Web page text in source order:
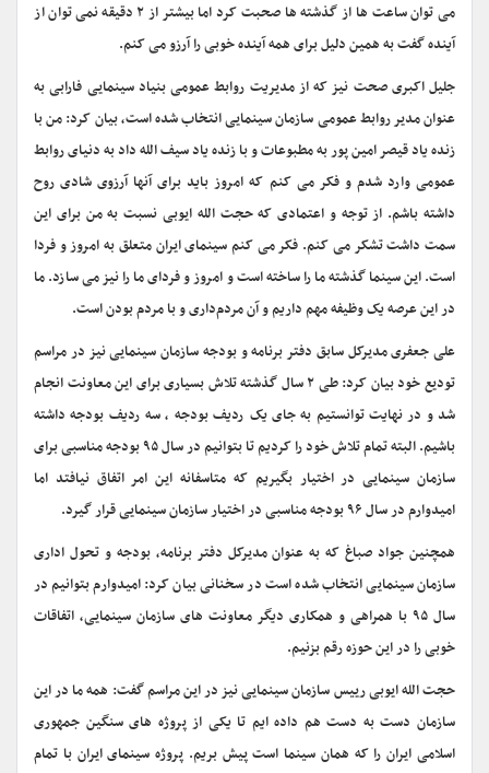
می توان ساعت ها از گذشته ها صحبت کرد اما بیشتر از ۲ دقیقه نمی توان از
آینده گفت به همین دلیل برای همه آینده خوبی را آرزو می کنم.
جلیل اکبری صحت نیز که از مدیریت روابط عمومی بنیاد سینمایی فارابی به
عنوان مدیر روابط عمومی سازمان سینمایی انتخاب شده است، بیان کرد: من با
زنده یاد قیصر امین پور به مطبوعات و با زنده یاد سیف الله داد به دنیای روابط
عمومی وارد شدم و فکر می کنم که امروز باید برای آنها آرزوی شادی روح
داشته باشم. از توجه و اعتمادی که حجت الله ایوبی نسبت به من برای این
سمت داشت تشکر می کنم. فکر می کنم سینمای ایران متعلق به امروز و فردا
است. این سینما گذشته ما را ساخته است و امروز و فردای ما را نیز می سازد. ما
در این عرصه یک وظیفه مهم داریم و آن مردم‌داری و با مردم بودن است.
علی جعفری مدیرکل سابق دفتر برنامه و بودجه سازمان سینمایی نیز در مراسم
تودیع خود بیان کرد: طی ۲ سال گذشته تلاش بسیاری برای این معاونت انجام
شد و در نهایت توانستیم به جای یک ردیف بودجه ، سه ردیف بودجه داشته
باشیم. البته تمام تلاش خود را کردیم تا بتوانیم در سال ۹۵ بودجه مناسبی برای
سازمان سینمایی در اختیار بگیریم که متاسفانه این امر اتفاق نیافتد اما
امیدوارم در سال ۹۶ بودجه مناسبی در اختیار سازمان سینمایی قرار گیرد.
همچنین جواد صباغ که به عنوان مدیرکل دفتر برنامه، بودجه و تحول اداری
سازمان سینمایی انتخاب شده است در سخنانی بیان کرد: امیدوارم بتوانیم در
سال ۹۵ با همراهی و همکاری دیگر معاونت های سازمان سینمایی، اتفاقات
خوبی را در این حوزه رقم بزنیم.
حجت الله ایوبی رییس سازمان سینمایی نیز در این مراسم گفت: همه ما در این
سازمان دست به دست هم داده ایم تا یکی از پروژه های سنگین جمهوری
اسلامی ایران را که همان سینما است پیش بریم. پروژه سینمای ایران با تمام